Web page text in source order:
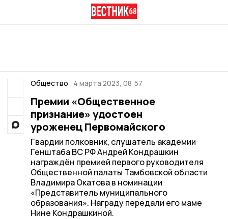
Общество 4 марта 2023, 08:57
Премии «Общественное
признание» удостоен
уроженец Первомайского
Гвардии полковник, слушатель академии
Генштаба ВС РФ Андрей Кондрашкин
награждён премией первого руководителя
Общественной палаты Тамбовской области
Владимира Окатова в номинации
«Представитель муниципального
образования». Награду передали его маме
Нине Кондрашкиной.